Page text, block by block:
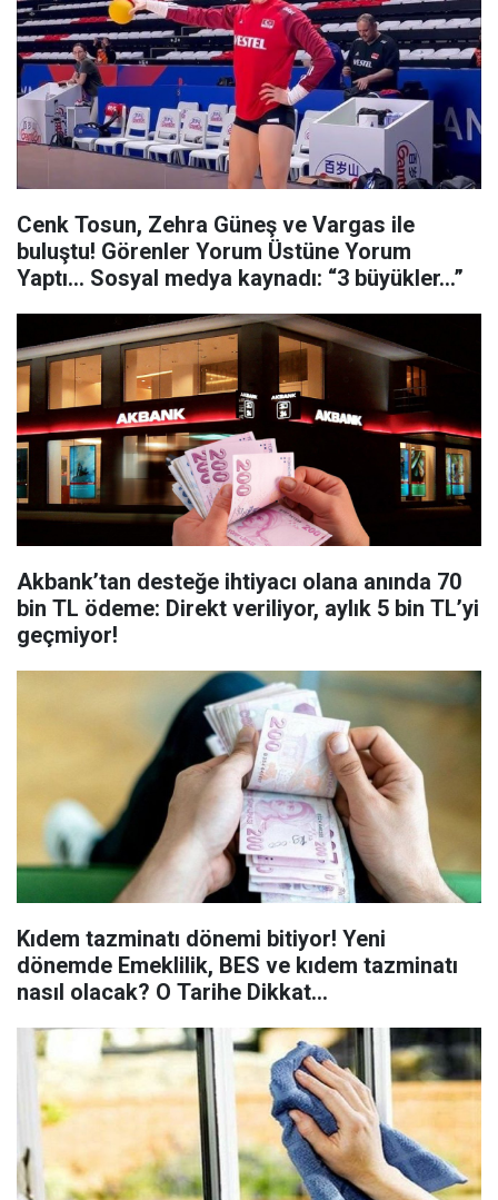
Cenk Tosun, Zehra Güneş ve Vargas ile
buluştu! Görenler Yorum Üstüne Yorum
Yaptı... Sosyal medya kaynadı: “3 büyükler…”
Akbank’tan desteğe ihtiyacı olana anında 70
bin TL ödeme: Direkt veriliyor, aylık 5 bin TL’yi
geçmiyor!
Kıdem tazminatı dönemi bitiyor! Yeni
dönemde Emeklilik, BES ve kıdem tazminatı
nasıl olacak? O Tarihe Dikkat...